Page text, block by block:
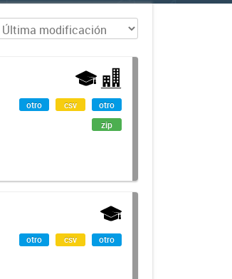
otro csv
otro
zip
otro csv otro